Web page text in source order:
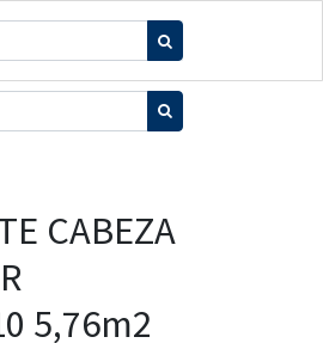
CABEZA
5,76m2